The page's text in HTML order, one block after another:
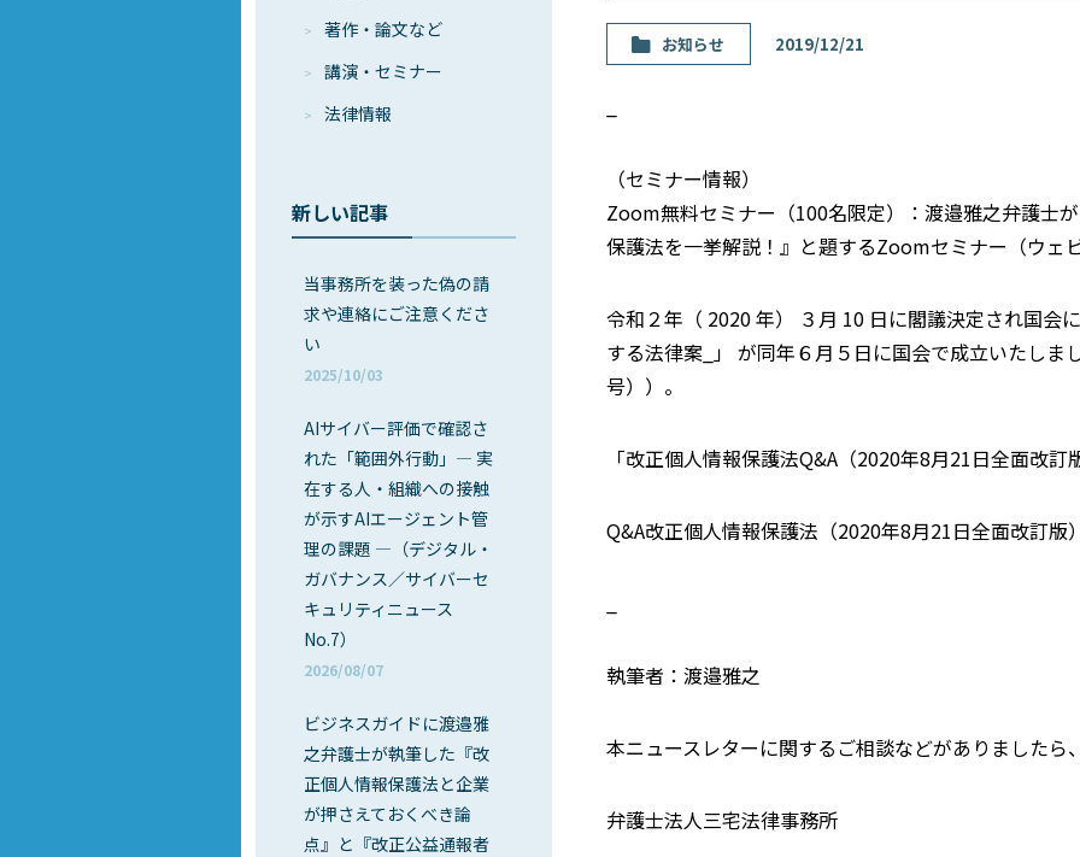
著作・論⽂など
講演・セミナー
法律情報
新しい記事
当事務所を装った偽の請
求や連絡にご注意くださ
い
2025/10/03
AIサイバー評価で確認さ
れた「範囲外行動」― 実
在する人・組織への接触
が示すAIエージェント管
理の課題 ―（デジタル・
ガバナンス／サイバーセ
キュリティニュース
No.7）
2026/08/07
ビジネスガイドに渡邉雅
之弁護士が執筆した『改
正個人情報保護法と企業
が押さえておくべき論
点』と『改正公益通報者
お知らせ 2019/12/21
（セミナー情報）
Zoom無料セミナー（100名限定）：渡邉雅之弁護士
保護法を一挙解説！』と題するZoomセミナー（ウェ
令和２年（ 2020 年） ３月 10 日に閣議決定され国会
する法律案_」 が同年６月５日に国会で成立いたし
号））。
「改正個人情報保護法Q&A（2020年8月21日全面改
Q&A改正個人情報保護法（2020年8月21日全面改訂版
執筆者：渡邉雅之
本ニュースレターに関するご相談などがありましたら
弁護士法人三宅法律事務所